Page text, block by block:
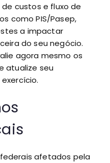
custos e fluxo de
como PIS/Pasep,
a impactar
do seu negócio.
agora mesmo os
atualize seu
afetados pela